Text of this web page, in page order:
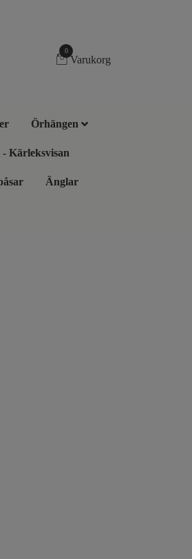
0
Varukorg
Örhängen
Kärleksvisan
Änglar